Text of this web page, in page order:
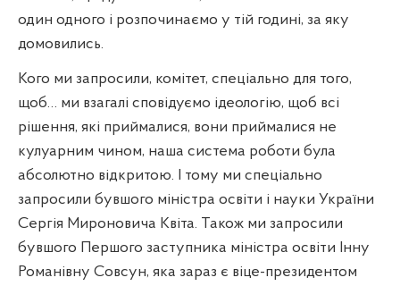
один одного і розпочинаємо у тій годині, за яку
домовились.
Кого ми запросили, комітет, спеціально для того,
щоб… ми взагалі сповідуємо ідеологію, щоб всі
рішення, які приймалися, вони приймалися не
кулуарним чином, наша система роботи була
абсолютно відкритою. І тому ми спеціально
запросили бувшого міністра освіти і науки України
Сергія Мироновича Квіта. Також ми запросили
бувшого Першого заступника міністра освіти Інну
Романівну Совсун, яка зараз є віце-президентом